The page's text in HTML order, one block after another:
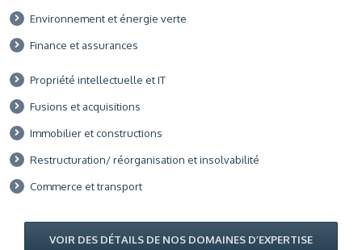
Environnement et énergie verte
Finance et assurances
Propriété intellectuelle et IT
Fusions et acquisitions
Immobilier et constructions
Restructuration/ réorganisation et insolvabilité
Commerce et transport
VOIR DES DÉTAILS DE NOS DOMAINES D’EXPERTISE